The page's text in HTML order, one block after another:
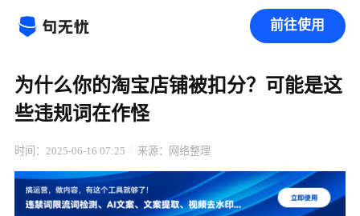
前往使用
为什么你的淘宝店铺被扣分？可能是这
些违规词在作怪
时间：2025-06-16 07:25 来源：网络整理